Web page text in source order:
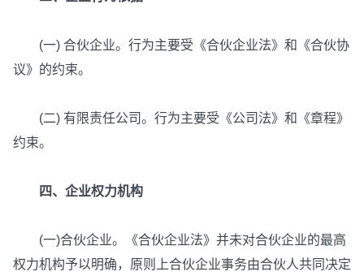
(一) 合伙企业。行为主要受《合伙企业法》和《合伙协
议》的约束。
(二) 有限责任公司。行为主要受《公司法》和《章程》
约束。
四、企业权力机构
(一)合伙企业。《合伙企业法》并未对合伙企业的最高
权力机构予以明确，原则上合伙企业事务由合伙人共同决定